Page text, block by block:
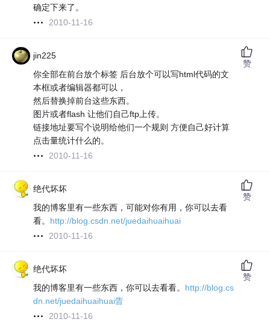
确定下来了。
2010-11-16
jin225
你全部在前台放个标签 后台放个可以写html代码的文
本框或者编辑器都可以，
然后替换掉前台这些东西。
图片或者flash 让他们自己ftp上传。
链接地址要写个说明给他们一个规则 方便自己好计算
点击量统计什么的。
2010-11-16
赞
绝代坏坏
我的博客里有一些东西，可能对你有用，你可以去看
看。 http://blog.csdn.net/juedaihuaihuai
2010-11-16
赞
绝代坏坏
我的博客里有一些东西，你可以去看看。 http://blog.cs
dn.net/juedaihuaihuai眚
2010-11-16
赞